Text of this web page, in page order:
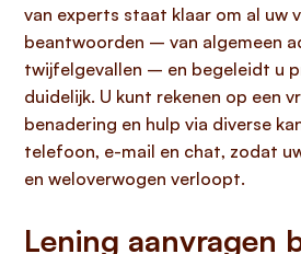
van experts staat klaar om al uw
beantwoorden – van algemeen
twijfelgevallen – en begeleidt u
duidelijk. U kunt rekenen op een
benadering en hulp via diverse
telefoon, e-mail en chat, zodat
en weloverwogen verloopt.
Lening aanvragen